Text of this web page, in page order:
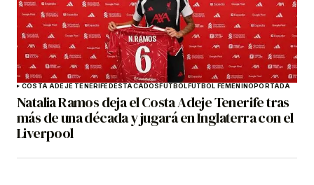
COSTA ADEJE TENERIFEDESTACADOSFÚTBOLFÚTBOL FEMENINOPORTADA
Natalia Ramos deja el Costa Adeje Tenerife tras
más de una década y jugará en Inglaterra con el
Liverpool